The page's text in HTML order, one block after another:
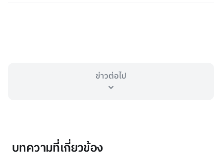
ข่าวต่อไป
บทความที่เกี่ยวข้อง